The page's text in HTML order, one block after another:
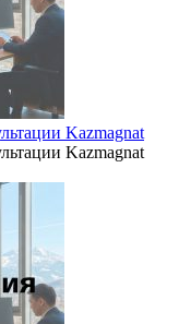
Kazmagnat
Kazmagnat